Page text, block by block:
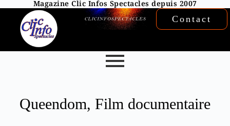
Magazine Clic Infos Spectacles depuis 2007
Contact
Queendom, Film documentaire